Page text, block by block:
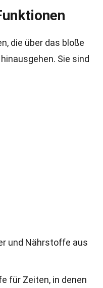
die über das bloße
Sie sind
und Nährstoffe aus
für Zeiten, in denen